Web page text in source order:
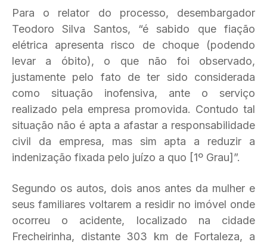
Para o relator do processo, desembargador
Teodoro Silva Santos, “é sabido que fiação
elétrica apresenta risco de choque (podendo
levar a óbito), o que não foi observado,
justamente pelo fato de ter sido considerada
como situação inofensiva, ante o serviço
realizado pela empresa promovida. Contudo tal
situação não é apta a afastar a responsabilidade
civil da empresa, mas sim apta a reduzir a
indenização fixada pelo juízo a quo [1º Grau]”.
Segundo os autos, dois anos antes da mulher e
seus familiares voltarem a residir no imóvel onde
ocorreu o acidente, localizado na cidade
Frecheirinha, distante 303 km de Fortaleza, a